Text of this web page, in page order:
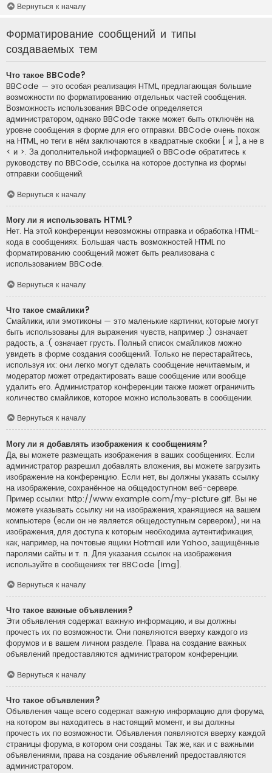
Вернуться к началу
Форматирование сообщений и типы
создаваемых тем
Что такое BBCode?
BBCode — это особая реализация HTML, предлагающая большие
возможности по форматированию отдельных частей сообщения.
Возможность использования BBCode определяется
администратором, однако BBCode также может быть отключён на
уровне сообщения в форме для его отправки. BBCode очень похож
на HTML, но теги в нём заключаются в квадратные скобки [ и ], а не в
< и >. За дополнительной информацией о BBCode обратитесь к
руководству по BBCode, ссылка на которое доступна из формы
отправки сообщений.
Вернуться к началу
Могу ли я использовать HTML?
Нет. На этой конференции невозможны отправка и обработка HTML-
кода в сообщениях. Большая часть возможностей HTML по
форматированию сообщений может быть реализована с
использованием BBCode.
Вернуться к началу
Что такое смайлики?
Смайлики, или эмотиконы — это маленькие картинки, которые могут
быть использованы для выражения чувств, например :) означает
радость, а :( означает грусть. Полный список смайликов можно
увидеть в форме создания сообщений. Только не перестарайтесь,
используя их: они легко могут сделать сообщение нечитаемым, и
модератор может отредактировать ваше сообщение или вообще
удалить его. Администратор конференции также может ограничить
количество смайликов, которое можно использовать в сообщении.
Вернуться к началу
Могу ли я добавлять изображения к сообщениям?
Да, вы можете размещать изображения в ваших сообщениях. Если
администратор разрешил добавлять вложения, вы можете загрузить
изображение на конференцию. Если нет, вы должны указать ссылку
на изображение, сохранённое на общедоступном веб-сервере.
Пример ссылки: http://www.example.com/my-picture.gif. Вы не
можете указывать ссылку ни на изображения, хранящиеся на вашем
компьютере (если он не является общедоступным сервером), ни на
изображения, для доступа к которым необходима аутентификация,
как, например, на почтовые ящики Hotmail или Yahoo, защищённые
паролями сайты и т. п. Для указания ссылок на изображения
используйте в сообщениях тег BBCode [img].
Вернуться к началу
Что такое важные объявления?
Эти объявления содержат важную информацию, и вы должны
прочесть их по возможности. Они появляются вверху каждого из
форумов и в вашем личном разделе. Права на создание важных
объявлений предоставляются администратором конференции.
Вернуться к началу
Что такое объявления?
Объявления чаще всего содержат важную информацию для форума,
на котором вы находитесь в настоящий момент, и вы должны
прочесть их по возможности. Объявления появляются вверху каждой
страницы форума, в котором они созданы. Так же, как и с важными
объявлениями, права на создание объявлений предоставляются
администратором.